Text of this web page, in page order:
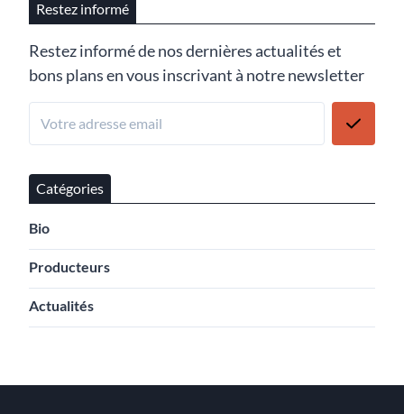
Restez informé
Restez informé de nos dernières actualités et
bons plans en vous inscrivant à notre newsletter
Catégories
Bio
Producteurs
Actualités